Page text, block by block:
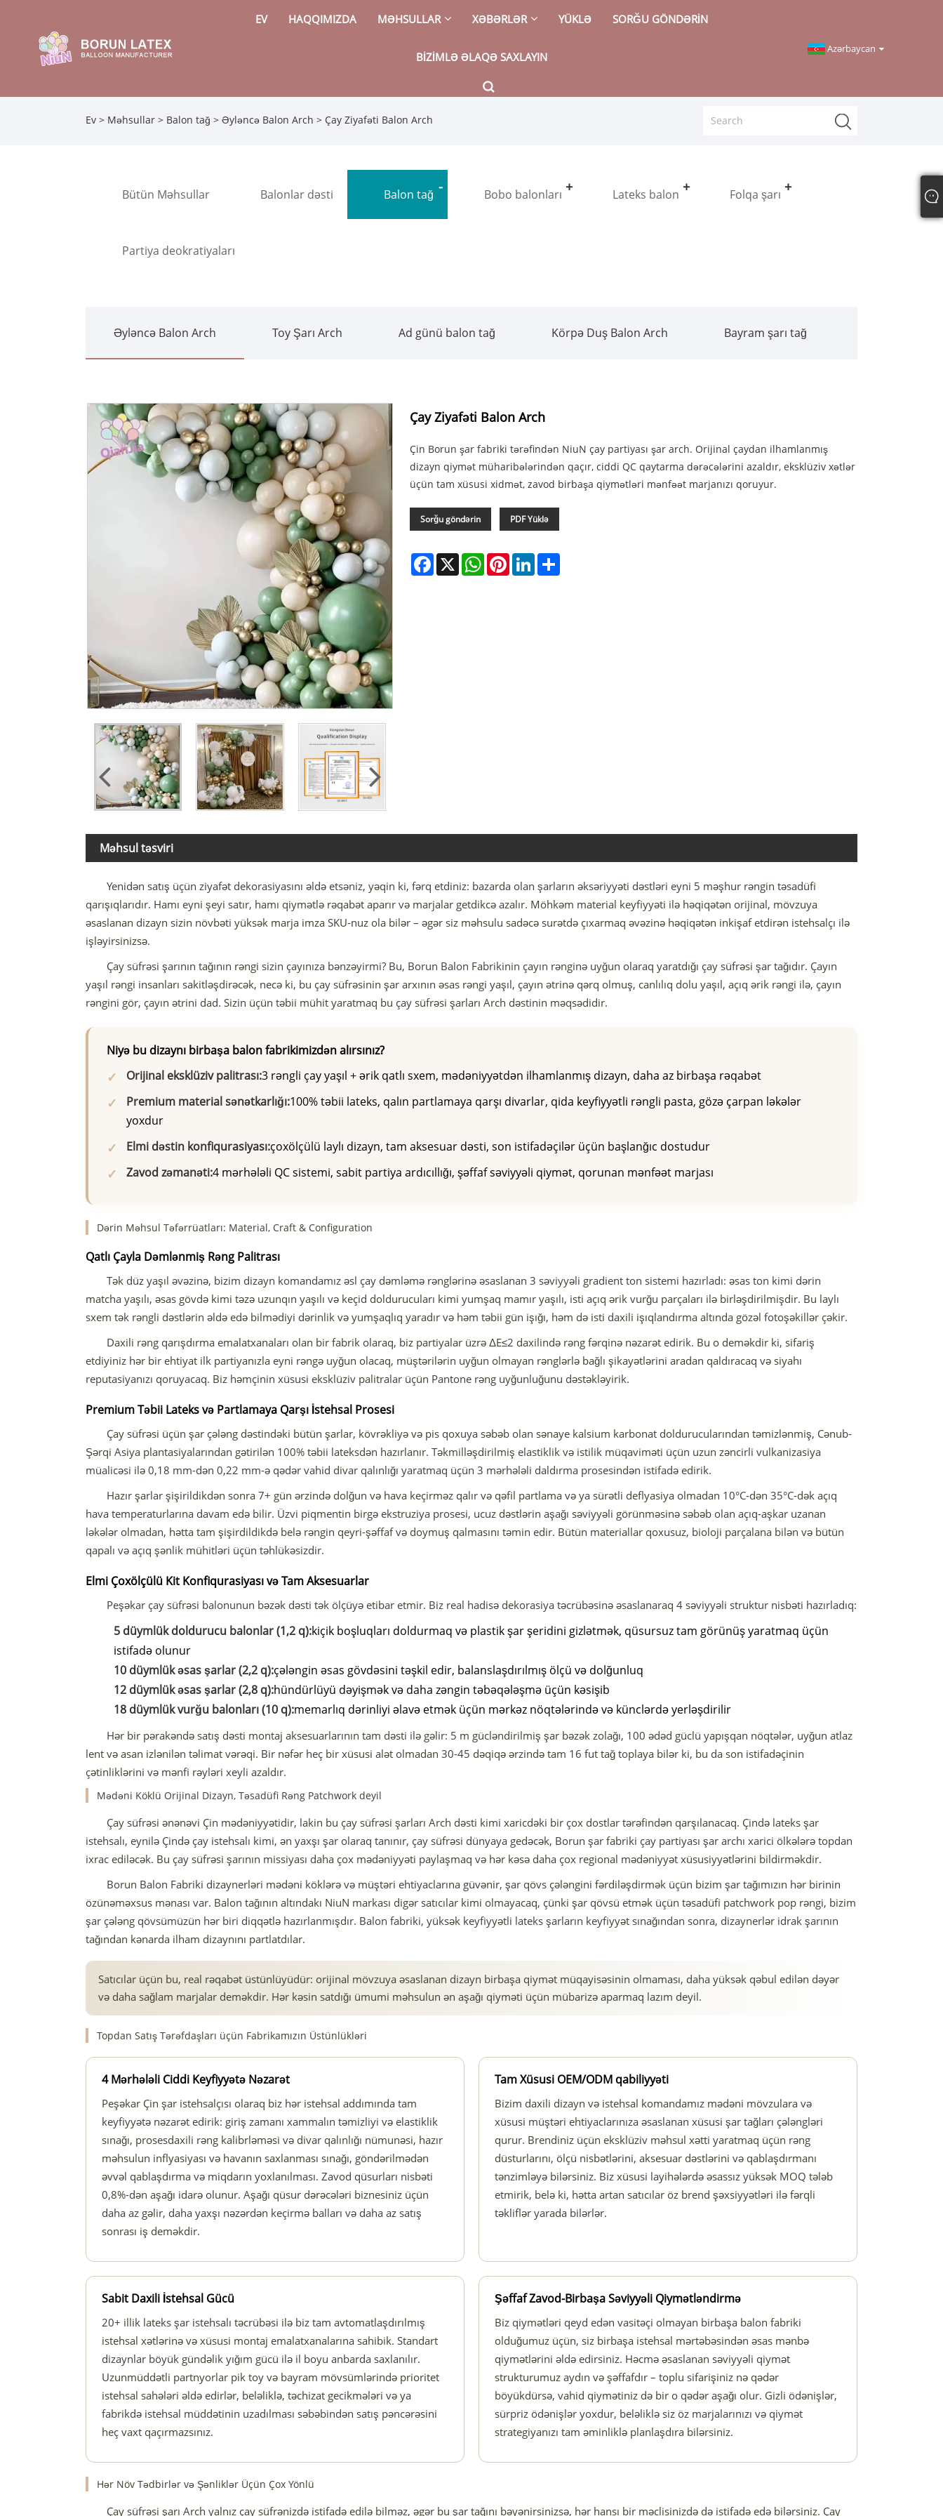
EV HAQQIMIZDA MƏHSULLAR XƏBƏRLƏR YÜKLƏ SORĞU GÖNDƏRIN
BIZIMLƏ ƏLAQƏ SAXLAYIN
Azərbaycan
Ev > Məhsullar > Balon tağ > Əyləncə Balon Arch > Çay Ziyafəti Balon Arch
Bütün Məhsullar Balonlar dəsti Balon tağ Bobo balonları Lateks balon Folqa şarı
Partiya deokratiyaları
Əyləncə Balon Arch Toy Şarı Arch Ad günü balon tağ Körpə Duş Balon Arch Bayram şarı tağ
Çay Ziyafəti Balon Arch
Çin Borun şar fabriki tərəfindən NiuN çay partiyası şar arch. Orijinal çaydan ilhamlanmış
dizayn qiymət müharibələrindən qaçır, ciddi QC qaytarma dərəcələrini azaldır, eksklüziv xətlər
üçün tam xüsusi xidmət, zavod birbaşa qiymətləri mənfəət marjanızı qoruyur.
Sorğu göndərin PDF Yüklə
Facebook
X WhatsAppPinterestLinkedIn
Məhsul təsviri
Yenidən satış üçün ziyafət dekorasiyasını əldə etsəniz, yəqin ki, fərq etdiniz: bazarda olan şarların əksəriyyəti dəstləri eyni 5 məşhur rəngin təsadüfi
qarışıqlarıdır. Hamı eyni şeyi satır, hamı qiymətlə rəqabət aparır və marjalar getdikcə azalır. Möhkəm material keyfiyyəti ilə həqiqətən orijinal, mövzuya
əsaslanan dizayn sizin növbəti yüksək marja imza SKU-nuz ola bilər – əgər siz məhsulu sadəcə surətdə çıxarmaq əvəzinə həqiqətən inkişaf etdirən istehsalçı ilə
işləyirsinizsə.
Çay süfrəsi şarının tağının rəngi sizin çayınıza bənzəyirmi? Bu, Borun Balon Fabrikinin çayın rənginə uyğun olaraq yaratdığı çay süfrəsi şar tağıdır. Çayın
yaşıl rəngi insanları sakitləşdirəcək, necə ki, bu çay süfrəsinin şar arxının əsas rəngi yaşıl, çayın ətrinə qərq olmuş, canlılıq dolu yaşıl, açıq ərik rəngi ilə, çayın
rəngini gör, çayın ətrini dad. Sizin üçün təbii mühit yaratmaq bu çay süfrəsi şarları Arch dəstinin məqsədidir.
Niyə bu dizaynı birbaşa balon fabrikimizdən alırsınız?
Orijinal eksklüziv palitrası:3 rəngli çay yaşıl + ərik qatlı sxem, mədəniyyətdən ilhamlanmış dizayn, daha az birbaşa rəqabət
Premium material sənətkarlığı:100% təbii lateks, qalın partlamaya qarşı divarlar, qida keyfiyyətli rəngli pasta, gözə çarpan ləkələr
yoxdur
Elmi dəstin konfiqurasiyası:çoxölçülü laylı dizayn, tam aksesuar dəsti, son istifadəçilər üçün başlanğıc dostudur
Zavod zəmanəti:4 mərhələli QC sistemi, sabit partiya ardıcıllığı, şəffaf səviyyəli qiymət, qorunan mənfəət marjası
Dərin Məhsul Təfərrüatları: Material, Craft & Configuration
Qatlı Çayla Dəmlənmiş Rəng Palitrası
Tək düz yaşıl əvəzinə, bizim dizayn komandamız əsl çay dəmləmə rənglərinə əsaslanan 3 səviyyəli gradient ton sistemi hazırladı: əsas ton kimi dərin
matcha yaşılı, əsas gövdə kimi təzə uzunqın yaşılı və keçid doldurucuları kimi yumşaq mamır yaşılı, isti açıq ərik vurğu parçaları ilə birləşdirilmişdir. Bu laylı
sxem tək rəngli dəstlərin əldə edə bilmədiyi dərinlik və yumşaqlıq yaradır və həm təbii gün işığı, həm də isti daxili işıqlandırma altında gözəl fotoşəkillər çəkir.
Daxili rəng qarışdırma emalatxanaları olan bir fabrik olaraq, biz partiyalar üzrə ΔE≤2 daxilində rəng fərqinə nəzarət edirik. Bu o deməkdir ki, sifariş
etdiyiniz hər bir ehtiyat ilk partiyanızla eyni rəngə uyğun olacaq, müştərilərin uyğun olmayan rənglərlə bağlı şikayətlərini aradan qaldıracaq və siyahı
reputasiyanızı qoruyacaq. Biz həmçinin xüsusi eksklüziv palitralar üçün Pantone rəng uyğunluğunu dəstəkləyirik.
Premium Təbii Lateks və Partlamaya Qarşı İstehsal Prosesi
Çay süfrəsi üçün şar çələng dəstindəki bütün şarlar, kövrəkliyə və pis qoxuya səbəb olan sənaye kalsium karbonat doldurucularından təmizlənmiş, Cənub-
Şərqi Asiya plantasiyalarından gətirilən 100% təbii lateksdən hazırlanır. Təkmilləşdirilmiş elastiklik və istilik müqaviməti üçün uzun zəncirli vulkanizasiya
müalicəsi ilə 0,18 mm-dən 0,22 mm-ə qədər vahid divar qalınlığı yaratmaq üçün 3 mərhələli daldırma prosesindən istifadə edirik.
Hazır şarlar şişirildikdən sonra 7+ gün ərzində dolğun və hava keçirməz qalır və qəfil partlama və ya sürətli deflyasiya olmadan 10°C-dən 35°C-dək açıq
hava temperaturlarına davam edə bilir. Üzvi piqmentin birgə ekstruziya prosesi, ucuz dəstlərin aşağı səviyyəli görünməsinə səbəb olan açıq-aşkar uzanan
ləkələr olmadan, hətta tam şişirdildikdə belə rəngin qeyri-şəffaf və doymuş qalmasını təmin edir. Bütün materiallar qoxusuz, bioloji parçalana bilən və bütün
qapalı və açıq şənlik mühitləri üçün təhlükəsizdir.
Elmi Çoxölçülü Kit Konfiqurasiyası və Tam Aksesuarlar
Peşəkar çay süfrəsi balonunun bəzək dəsti tək ölçüyə etibar etmir. Biz real hadisə dekorasiya təcrübəsinə əsaslanaraq 4 səviyyəli struktur nisbəti hazırladıq:
5 düymlük doldurucu balonlar (1,2 q):kiçik boşluqları doldurmaq və plastik şar şeridini gizlətmək, qüsursuz tam görünüş yaratmaq üçün
istifadə olunur
10 düymlük əsas şarlar (2,2 q):çələngin əsas gövdəsini təşkil edir, balanslaşdırılmış ölçü və dolğunluq
12 düymlük əsas şarlar (2,8 q):hündürlüyü dəyişmək və daha zəngin təbəqələşmə üçün kəsişib
18 düymlük vurğu balonları (10 q):memarlıq dərinliyi əlavə etmək üçün mərkəz nöqtələrində və künclərdə yerləşdirilir
Hər bir pərakəndə satış dəsti montaj aksesuarlarının tam dəsti ilə gəlir: 5 m gücləndirilmiş şar bəzək zolağı, 100 ədəd güclü yapışqan nöqtələr, uyğun atlaz
lent və asan izlənilən təlimat vərəqi. Bir nəfər heç bir xüsusi alət olmadan 30-45 dəqiqə ərzində tam 16 fut tağ toplaya bilər ki, bu da son istifadəçinin
çətinliklərini və mənfi rəyləri xeyli azaldır.
Mədəni Köklü Orijinal Dizayn, Təsadüfi Rəng Patchwork deyil
Çay süfrəsi ənənəvi Çin mədəniyyətidir, lakin bu çay süfrəsi şarları Arch dəsti kimi xaricdəki bir çox dostlar tərəfindən qarşılanacaq. Çində lateks şar
istehsalı, eynilə Çində çay istehsalı kimi, ən yaxşı şar olaraq tanınır, çay süfrəsi dünyaya gedəcək, Borun şar fabriki çay partiyası şar archı xarici ölkələrə topdan
ixrac ediləcək. Bu çay süfrəsi şarının missiyası daha çox mədəniyyəti paylaşmaq və hər kəsə daha çox regional mədəniyyət xüsusiyyətlərini bildirməkdir.
Borun Balon Fabriki dizaynerləri mədəni köklərə və müştəri ehtiyaclarına güvənir, şar qövs çələngini fərdiləşdirmək üçün bizim şar tağımızın hər birinin
özünəməxsus mənası var. Balon tağının altındakı NiuN markası digər satıcılar kimi olmayacaq, çünki şar qövsü etmək üçün təsadüfi patchwork pop rəngi, bizim
şar çələng qövsümüzün hər biri diqqətlə hazırlanmışdır. Balon fabriki, yüksək keyfiyyətli lateks şarların keyfiyyət sınağından sonra, dizaynerlər idrak şarının
tağından kənarda ilham dizaynını partlatdılar.
Satıcılar üçün bu, real rəqabət üstünlüyüdür: orijinal mövzuya əsaslanan dizayn birbaşa qiymət müqayisəsinin olmaması, daha yüksək qəbul edilən dəyər
və daha sağlam marjalar deməkdir. Hər kəsin satdığı ümumi məhsulun ən aşağı qiyməti üçün mübarizə aparmaq lazım deyil.
Topdan Satış Tərəfdaşları üçün Fabrikamızın Üstünlükləri
4 Mərhələli Ciddi Keyfiyyətə Nəzarət
Peşəkar Çin şar istehsalçısı olaraq biz hər istehsal addımında tam
keyfiyyətə nəzarət edirik: giriş zamanı xammalın təmizliyi və elastiklik
sınağı, prosesdaxili rəng kalibrləməsi və divar qalınlığı nümunəsi, hazır
məhsulun inflyasiyası və havanın saxlanması sınağı, göndərilmədən
əvvəl qablaşdırma və miqdarın yoxlanılması. Zavod qüsurları nisbəti
0,8%-dən aşağı idarə olunur. Aşağı qüsur dərəcələri biznesiniz üçün
daha az gəlir, daha yaxşı nəzərdən keçirmə balları və daha az satış
sonrası iş deməkdir.
Tam Xüsusi OEM/ODM qabiliyyəti
Bizim daxili dizayn və istehsal komandamız mədəni mövzulara və
xüsusi müştəri ehtiyaclarınıza əsaslanan xüsusi şar tağları çələngləri
qurur. Brendiniz üçün eksklüziv məhsul xətti yaratmaq üçün rəng
düsturlarını, ölçü nisbətlərini, aksesuar dəstlərini və qablaşdırmanı
tənzimləyə bilərsiniz. Biz xüsusi layihələrdə əsassız yüksək MOQ tələb
etmirik, belə ki, hətta artan satıcılar öz brend şəxsiyyətləri ilə fərqli
təkliflər yarada bilərlər.
Sabit Daxili İstehsal Gücü
20+ illik lateks şar istehsalı təcrübəsi ilə biz tam avtomatlaşdırılmış
istehsal xətlərinə və xüsusi montaj emalatxanalarına sahibik. Standart
dizaynlar böyük gündəlik yığım gücü ilə il boyu anbarda saxlanılır.
Uzunmüddətli partnyorlar pik toy və bayram mövsümlərində prioritet
istehsal sahələri əldə edirlər, beləliklə, təchizat gecikmələri və ya
fabrikdə istehsal müddətinin uzadılması səbəbindən satış pəncərəsini
heç vaxt qaçırmazsınız.
Şəffaf Zavod-Birbaşa Səviyyəli Qiymətləndirmə
Biz qiymətləri qeyd edən vasitəçi olmayan birbaşa balon fabriki
olduğumuz üçün, siz birbaşa istehsal mərtəbəsindən əsas mənbə
qiymətlərini əldə edirsiniz. Həcmə əsaslanan səviyyəli qiymət
strukturumuz aydın və şəffafdır – toplu sifarişiniz nə qədər
böyükdürsə, vahid qiymətiniz də bir o qədər aşağı olur. Gizli ödənişlər,
sürpriz ödənişlər yoxdur, beləliklə siz öz marjalarınızı və qiymət
strategiyanızı tam əminliklə planlaşdıra bilərsiniz.
Hər Növ Tədbirlər və Şənliklər Üçün Çox Yönlü
Çay süfrəsi şarı Arch yalnız çay süfrənizdə istifadə edilə bilməz, əgər bu şar tağını bəyənirsinizsə, hər hansı bir məclisinizdə də istifadə edə bilərsiniz. Çay